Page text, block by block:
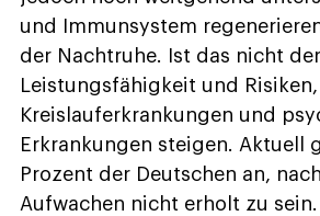
und Immunsystem
der Nachtruhe. Ist das nicht
Leistungsfähigkeit und
Kreislauferkrankungen und
Erkrankungen steigen. Aktuell
Prozent der Deutschen an,
Aufwachen nicht erholt zu